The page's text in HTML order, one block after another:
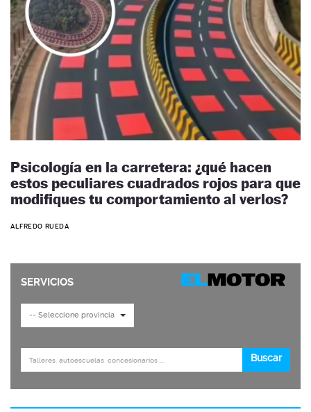
Psicología en la carretera: ¿qué hacen
estos peculiares cuadrados rojos para que
modifiques tu comportamiento al verlos?
ALFREDO RUEDA